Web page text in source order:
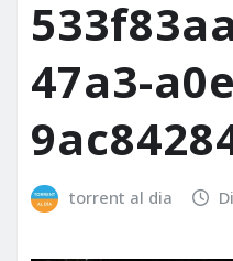
47a3-
torrent al dia